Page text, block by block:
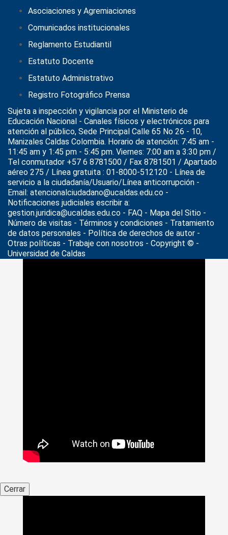
Asociaciones y Agremiaciones
Comunicados institucionales
Reglamento Estudiantil
Estatuto Docente
Estatuto Administrativo
Registro Fotográfico Prensa
Sujeta a inspección y vigilancia por el Ministerio de
Educación Nacional - Canales físicos y electrónicos para
atención al público, Sede Principal Calle 65 No 26 - 10,
Manizales Caldas Colombia. Horario de atención: 7:45 am -
11:45 am y 1:45 pm - 5:45 pm. Viernes: 7:00 am a 3:30 pm /
Tel conmutador +57 6 8781500 / Fax 8781501 / Apartado
aéreo 275 / Línea gratuita : 01-8000-512120 - Línea de
servicio a la ciudadanía/Usuario/Línea anticorrupción -
Email: atencionalciudadano@ucaldas.edu.co -
Notificaciones judiciales escribir a:
gestion.juridica@ucaldas.edu.co - FAQ - Mapa del Sitio -
Número de visitas - Términos y condiciones - Tratamiento
de datos personales - Política de derechos de autor -
Otras políticas - Trabaje con nosotros - Copyright © -
Universidad de Caldas
Cerrar